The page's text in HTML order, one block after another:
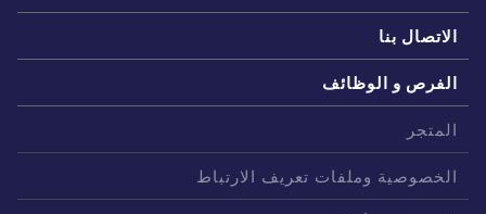
بنا
و الوظائف
وملفات تعريف الارتباط